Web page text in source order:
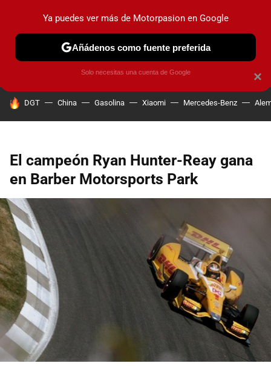
PRUEBAS COCHES ELÉCTRICOS OBSERVATORIO
HOY SE HABLA DE
DGT China Gasolina Xiaomi Mercedes-Benz
El campeón Ryan Hunter-Reay gana
en Barber Motorsports Park
×
Ya puedes ver más de Motorpasion en Google
Añádenos como fuente preferida
Solo necesitas una cuenta de Google